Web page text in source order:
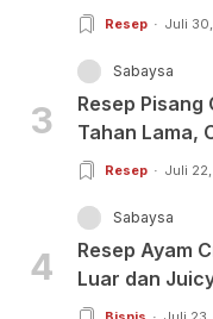
Resep Juli
3
Sabaysa
Resep Pisang
Tahan Lama,
Resep Juli
4
Sabaysa
Resep Ayam
Luar dan